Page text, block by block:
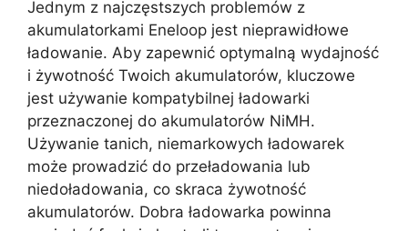
Jednym z najczęstszych problemów z
akumulatorkami Eneloop jest nieprawidłowe
ładowanie. Aby zapewnić optymalną wydajność
i żywotność Twoich akumulatorów, kluczowe
jest używanie kompatybilnej ładowarki
przeznaczonej do akumulatorów NiMH.
Używanie tanich, niemarkowych ładowarek
może prowadzić do przeładowania lub
niedoładowania, co skraca żywotność
akumulatorów. Dobra ładowarka powinna